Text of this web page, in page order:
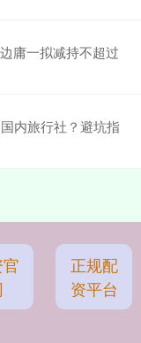
庸一拟减持不超过
内旅行社？避坑指
正规配
资平台